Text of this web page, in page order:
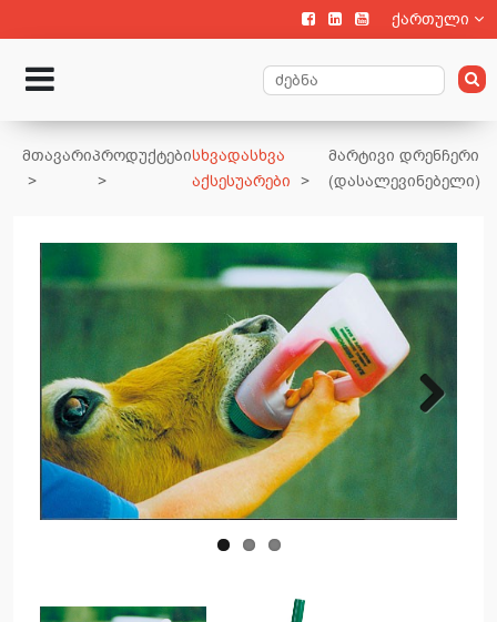
ქართული
მთავარიპროდუქტებისხვადასხვა
აქსესუარები
მარტივი დრენჩერი
(დასალევინებელი)